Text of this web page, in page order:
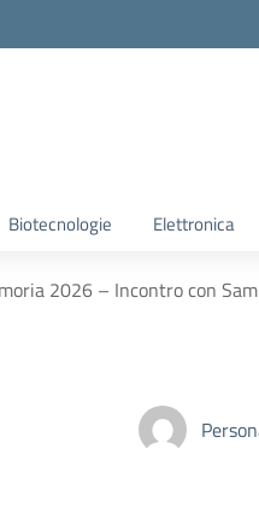
Biotecnologie Elettronica
2026 – Incontro con